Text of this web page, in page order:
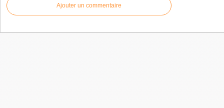
Ajouter un commentaire